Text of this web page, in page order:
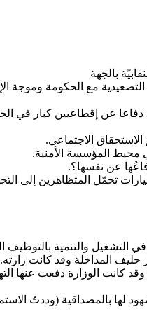
التصعيدية مع الحكومة
عن إقطاعيين كبار في
عن نفسها؟.
تحمّل المتظاهرين إلى
المداخلة وقد كانت زارته.
كانت الوزارة دفعت عنها
لها بالمصداقية (وددتُ